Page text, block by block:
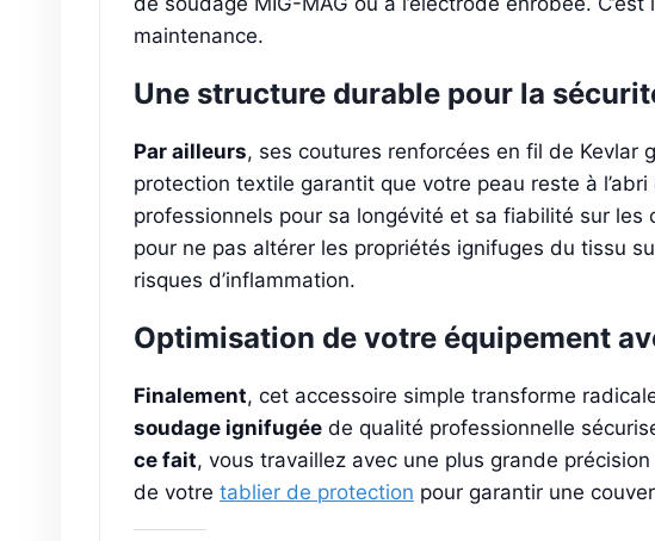
maintenance.
Une structure durable pour la
Par ailleurs, ses coutures renforcées en fil de Kevlar
protection textile garantit que votre peau reste à
professionnels pour sa longévité et sa fiabilité sur les
pour ne pas altérer les propriétés ignifuges du tissu
risques d’inflammation.
Optimisation de votre équipement
Finalement, cet accessoire simple transforme
soudage ignifugée de qualité professionnelle
ce fait, vous travaillez avec une plus grande
de votre tablier de protection pour garantir une